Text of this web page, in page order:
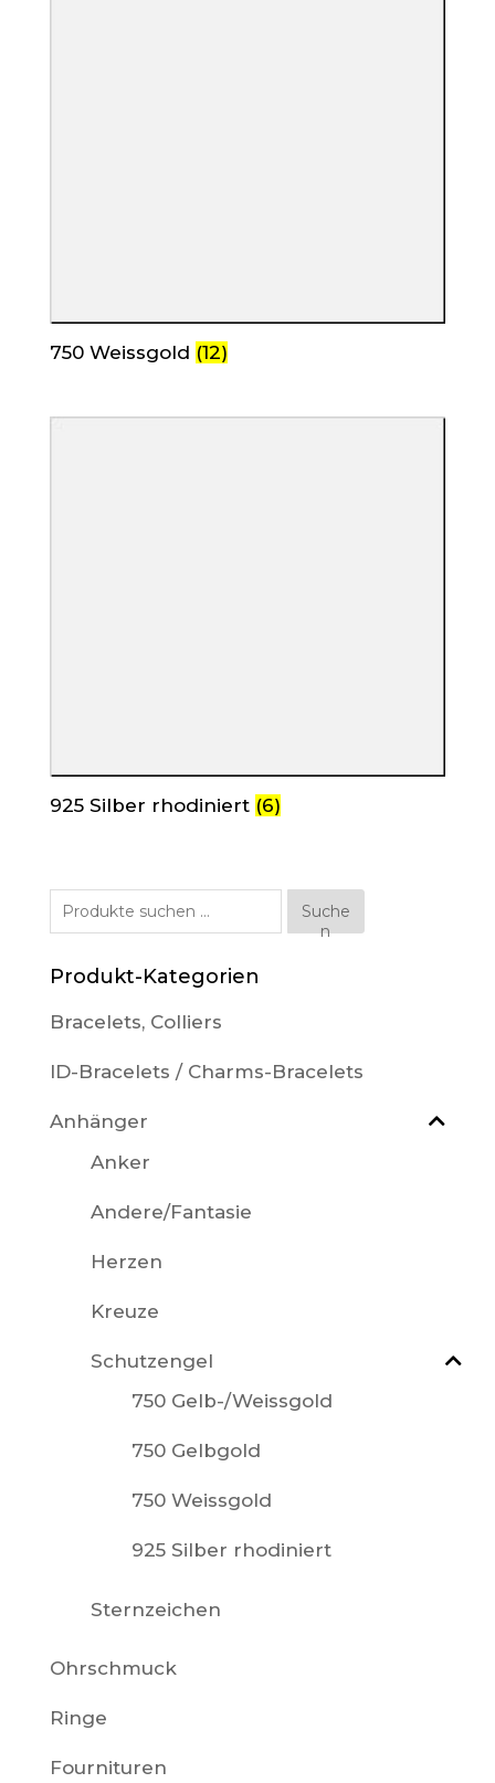
750 Weissgold (12)
925 Silber rhodiniert (6)
Suche
nach:
Suche
n
Produkt-Kategorien
Bracelets, Colliers
ID-Bracelets / Charms-Bracelets
Anhänger
Anker
Andere/Fantasie
Herzen
Kreuze
Schutzengel
750 Gelb-/Weissgold
750 Gelbgold
750 Weissgold
925 Silber rhodiniert
Sternzeichen
Ohrschmuck
Ringe
Fournituren